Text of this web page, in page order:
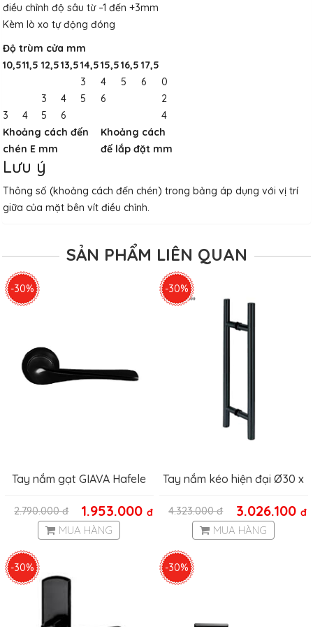
điều chỉnh độ sâu từ –1 đến +3mm
Kèm lò xo tự động đóng
Độ trùm cửa mm
10,511,5 12,513,514,515,516,5 17,5
Khoảng cách đến
chén E mm
Khoảng cách
đế lắp đặt mm
3 4 5 6
0
3
4 5 6
2
3
4 5 6 4
Lưu ý
Thông số (khoảng cách đến chén) trong bảng áp dụng với vị trí
giữa của mặt bên vít điều chỉnh.
SẢN PHẨM LIÊN QUAN
Tay nắm gạt GIAVA Hafele
1.953.000đ
2.790.000đ
-30%
MUA HÀNG
Tay nắm kéo hiện đại Ø30 x
3.026.100đ
4.323.000đ
-30%
MUA HÀNG
-30% -30%